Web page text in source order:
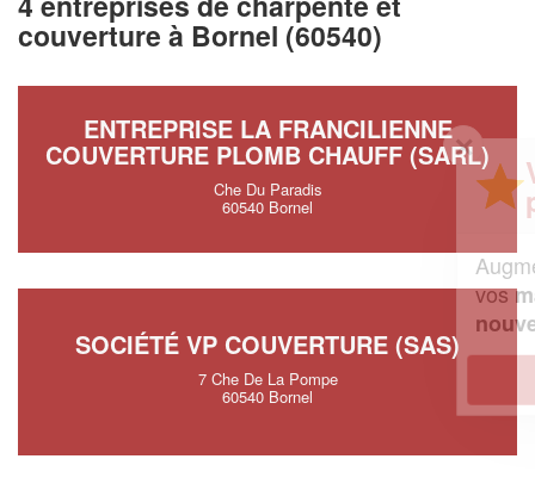
couverture à Bornel (60540)
ENTREPRISE LA FRANCILIENNE
COUVERTURE PLOMB CHAUFF (SARL)
Che Du Paradis
60540 Bornel
SOCIÉTÉ VP COUVERTURE (SAS)
7 Che De La Pompe
60540 Bornel
✕
Vous êtes un
professionnel ?
chiffre d'affaireset
vosmargestout en gagnant de
En savoir plus